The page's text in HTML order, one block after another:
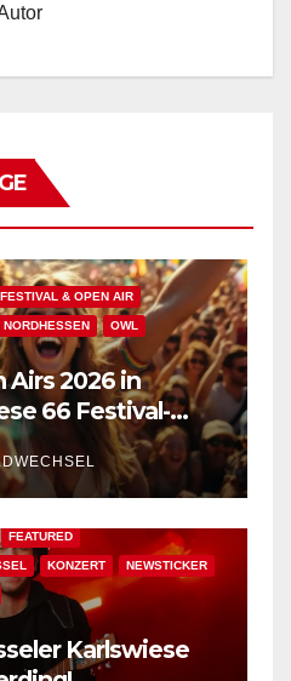
FESTIVAL & OPEN AIR
NORDHESSEN OWL
Airs 2026 in
66 Festival-
Dich!
FEATURED
KONZERT NEWSTICKER
Karlswiese